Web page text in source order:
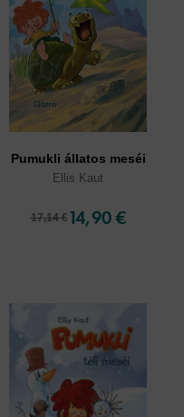
Pumukli állatos meséi
Ellis Kaut
17,14 € 14,90 €